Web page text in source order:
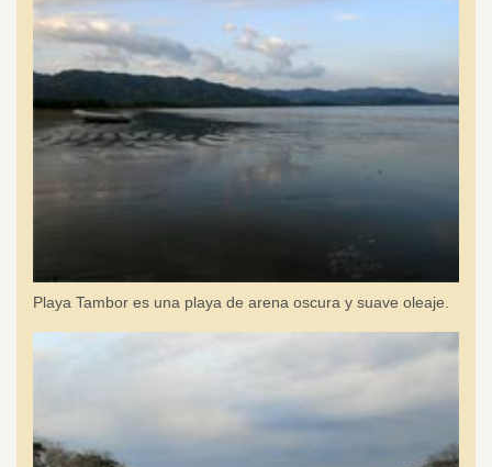
Playa Tambor es una playa de arena oscura y suave oleaje.